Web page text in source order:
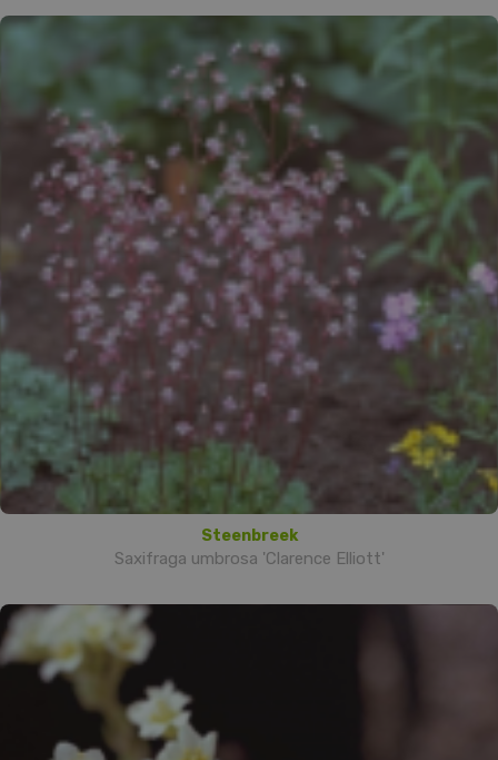
Steenbreek
Saxifraga umbrosa 'Clarence Elliott'